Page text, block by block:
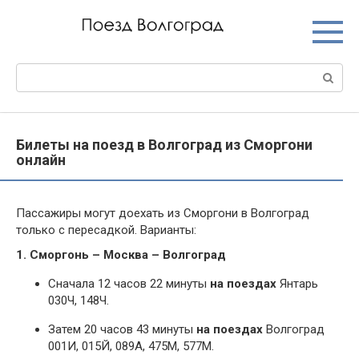
Билеты на поезд в Волгоград из Сморгони
онлайн
Пассажиры могут доехать из Сморгони в Волгоград
только с пересадкой. Варианты:
1. Сморгонь – Москва – Волгоград
Сначала 12 часов 22 минуты на поездах Янтарь
030Ч, 148Ч.
Затем 20 часов 43 минуты на поездах Волгоград
001И, 015Й, 089А, 475М, 577М.